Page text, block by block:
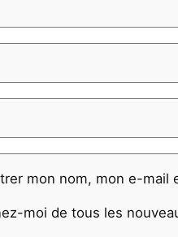
mon nom, mon e-mail
moi de tous les